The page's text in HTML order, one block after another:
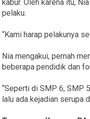
kabur. Oleh karena itu,
pelaku.
“Kami harap pelakunya
Nia mengakui, pernah
beberapa pendidik dan
“Seperti di SMP 6, SMP
lalu ada kejadian serupa